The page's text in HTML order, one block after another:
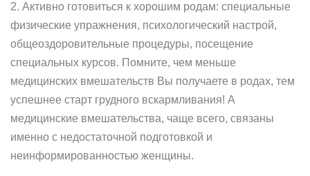
2. Активно готовиться к хорошим родам: специальные
физические упражнения, психологический настрой,
общеоздоровительные процедуры, посещение
специальных курсов. Помните, чем меньше
медицинских вмешательств Вы получаете в родах, тем
успешнее старт грудного вскармливания! А
медицинские вмешательства, чаще всего, связаны
именно с недостаточной подготовкой и
неинформированностью женщины.